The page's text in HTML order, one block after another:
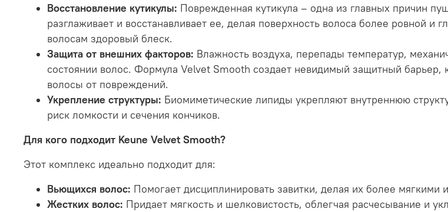
Восстановление кутикулы: Поврежденная кутикула – одна из главных причин
разглаживает и восстанавливает ее, делая поверхность волоса более ровной и
волосам здоровый блеск.
Защита от внешних факторов: Влажность воздуха, перепады температур,
состоянии волос. Формула Velvet Smooth создает невидимый защитный
волосы от повреждений.
Укрепление структуры: Биомиметические липиды укрепляют внутреннюю
риск ломкости и сечения кончиков.
Для кого подходит Keune Velvet Smooth?
Этот комплекс идеально подходит для:
Вьющихся волос: Помогает дисциплинировать завитки, делая их более
Жестких волос: Придает мягкость и шелковистость, облегчая расчесывание и